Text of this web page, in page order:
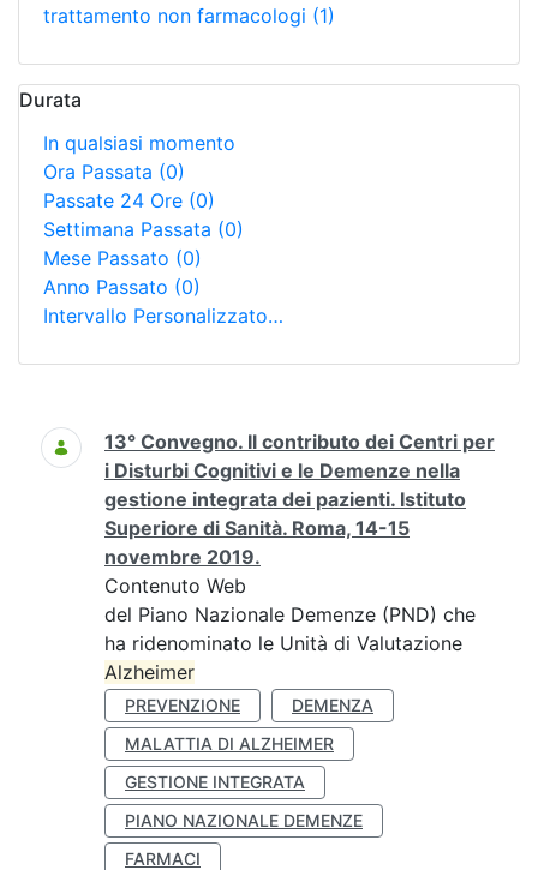
trattamento non farmacologi (1)
Durata
In qualsiasi momento
Ora Passata (0)
Passate 24 Ore (0)
Settimana Passata (0)
Mese Passato (0)
Anno Passato (0)
Intervallo Personalizzato…
Ricerca
13° Convegno. Il contributo dei Centri per
i Disturbi Cognitivi e le Demenze nella
gestione integrata dei pazienti. Istituto
Superiore di Sanità. Roma, 14-15
novembre 2019.
Contenuto Web
del Piano Nazionale Demenze (PND) che
ha ridenominato le Unità di Valutazione
Alzheimer
PREVENZIONE
DEMENZA
MALATTIA DI ALZHEIMER
GESTIONE INTEGRATA
PIANO NAZIONALE DEMENZE
FARMACI